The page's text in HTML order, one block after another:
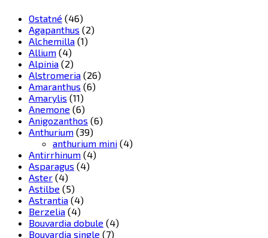
Ostatné (46)
Agapanthus (2)
Alchemilla (1)
Allium (4)
Alpinia (2)
Alstromeria (26)
Amaranthus (6)
Amarylis (11)
Anemone (6)
Anigozanthos (6)
Anthurium (39)
anthurium mini (4)
Antirrhinum (4)
Asparagus (4)
Aster (4)
Astilbe (5)
Astrantia (4)
Berzelia (4)
Bouvardia dobule (4)
Bouvardia single (7)